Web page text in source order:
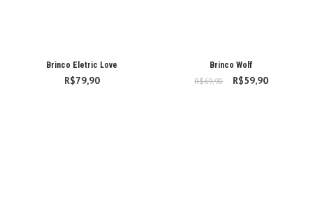
Brinco Eletric Love
R$79,90
Brinco Wolf
R$69,90
O preço original
R$59,90